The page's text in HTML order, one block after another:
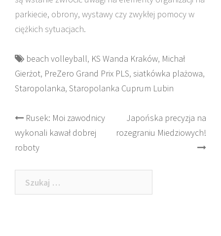
parkiecie, obrony, wystawy czy zwykłej pomocy w
ciężkich sytuacjach.
beach volleyball, KS Wanda Kraków, Michał
Gierżot, PreZero Grand Prix PLS, siatkówka plażowa,
Staropolanka, Staropolanka Cuprum Lubin
Post
navigation
Rusek: Moi zawodnicy
wykonali kawał dobrej
roboty
Japońska precyzja na
rozegraniu Miedziowych!
Szukaj: